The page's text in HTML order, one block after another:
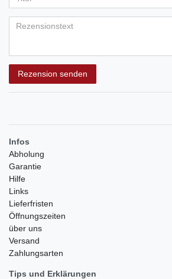
(optional)
Rezension senden
Infos
Abholung
Garantie
Hilfe
Links
Lieferfristen
Öffnungszeiten
über uns
Versand
Zahlungsarten
Tips und Erklärungen